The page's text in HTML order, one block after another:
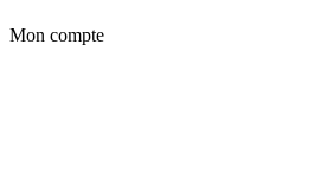
Mon compte